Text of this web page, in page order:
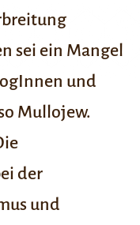
sei ein Mangel
und
Mullojew.
der
und